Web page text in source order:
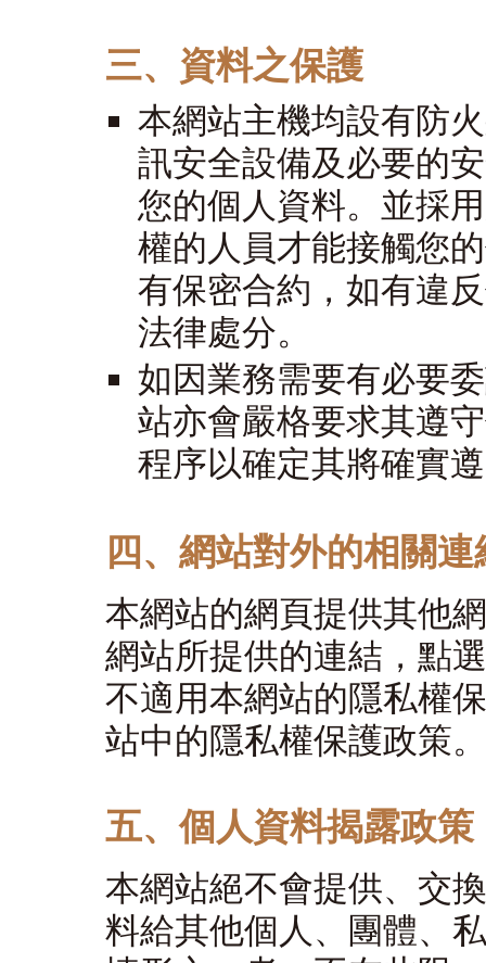
三、資料之保護
本網站主機均設有防
訊安全設備及必要的
您的個人資料。並採
權的人員才能接觸您
有保密合約，如有違
法律處分。
如因業務需要有必要
站亦會嚴格要求其遵
程序以確定其將確實
四、網站對外的相關連
本網站的網頁提供其他
網站所提供的連結，點
不適用本網站的隱私權
站中的隱私權保護政策。
五、個人資料揭露政策
本網站絕不會提供、交
料給其他個人、團體、